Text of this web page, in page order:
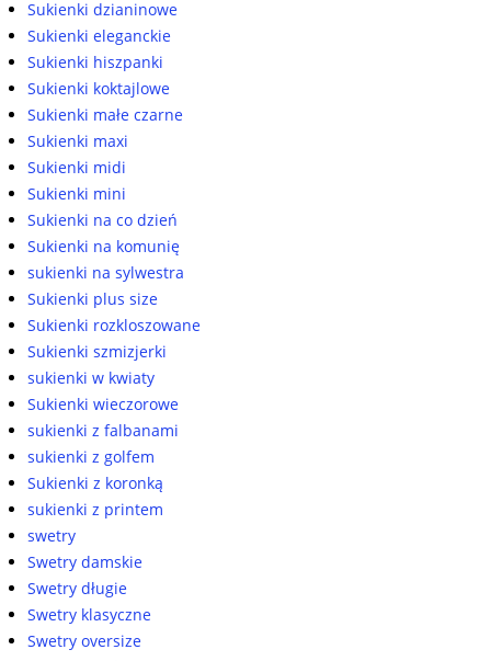
Sukienki dzianinowe
Sukienki eleganckie
Sukienki hiszpanki
Sukienki koktajlowe
Sukienki małe czarne
Sukienki maxi
Sukienki midi
Sukienki mini
Sukienki na co dzień
Sukienki na komunię
sukienki na sylwestra
Sukienki plus size
Sukienki rozkloszowane
Sukienki szmizjerki
sukienki w kwiaty
Sukienki wieczorowe
sukienki z falbanami
sukienki z golfem
Sukienki z koronką
sukienki z printem
swetry
Swetry damskie
Swetry długie
Swetry klasyczne
Swetry oversize